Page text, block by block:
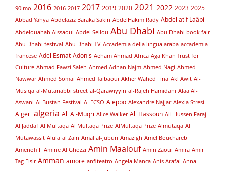
90imo 2016 2016-2017 2017 2019 2020 2021 2022 2023 2025
Abbad Yahya Abdelaziz Baraka Sakin AbdelHakim Rady Abdellatif Laâbi
Abdelouahab Aissaoui Abdel Sellou Abu Dhabi Abu Dhabi book fair
Abu Dhabi festival Abu Dhabi TV Accademia della lingua araba accademia
francese Adel Esmat Adonis Aeham Ahmad Africa Aga Khan Trust for
Culture Ahmad Fawzi Saleh Ahmed Adnan Najm Ahmed Nagi Ahmed
Nawwar Ahmed Somai Ahmed Taibaoui Akher Wahed Fina Akl Awit Al-
Musiqa al-Mutanabbi street al-Qarawiyyin al-Rajeh Hamidani Alaa Al-
Aswani Al Bustan Festival ALECSO Aleppo Alexandre Najjar Alexia Stresi
Algeri algeria Ali Al-Muqri Alice Walker Ali Hassoun Ali Hussen Faraj
Al Jaddaf Al Multaqa Al Multaqa Prize AlMultaqa Prize Almutaqa Al
Mutawassit Alula al Zain Amal al-Juburi Amazigh Amel Bouchareb
Amenofi II Amine Al Ghozzi Amin Maalouf Amin Zaoui Amira Amir
Tag Elsir Amman amore anfiteatro Angela Manca Anis Arafai Anna